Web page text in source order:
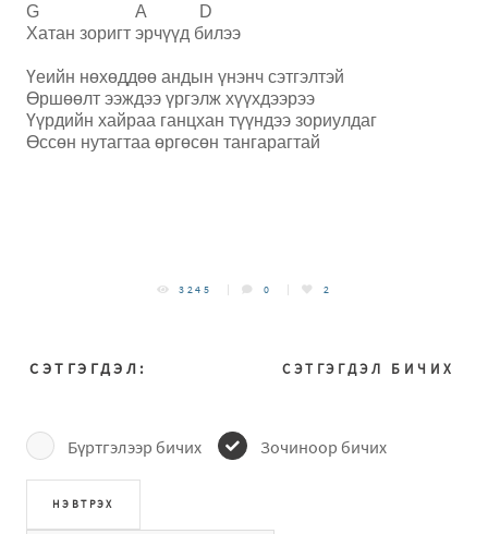
G A D
Хатан зоригт эрчүүд билээ
Үеийн нөхөддөө андын үнэнч сэтгэлтэй
Өршөөлт ээждээ үргэлж хүүхдээрээ
Үүрдийн хайраа ганцхан түүндээ зориулдаг
Өссөн нутагтаа өргөсөн тангарагтай
3245 0 2
СЭТГЭГДЭЛ БИЧИХ
СЭТГЭГДЭЛ:
Бүртгэлээр бичих Зочиноор бичих